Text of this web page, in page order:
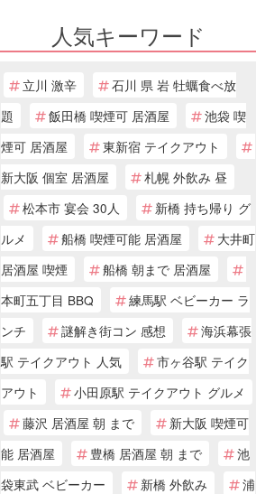
人気キーワード
立川 激辛
石川 県 岩 牡蠣食べ放
題
飯田橋 喫煙可 居酒屋
池袋 喫
煙可 居酒屋
東新宿 テイクアウト
新大阪 個室 居酒屋
札幌 外飲み 昼
松本市 宴会 30人
新橋 持ち帰り グ
ルメ
船橋 喫煙可能 居酒屋
大井町
居酒屋 喫煙
船橋 朝まで 居酒屋
本町五丁目 BBQ
練馬駅 ベビーカー ラ
ンチ
謎解き街コン 感想
海浜幕張
駅 テイクアウト 人気
市ヶ谷駅 テイク
アウト
小田原駅 テイクアウト グルメ
藤沢 居酒屋 朝 まで
新大阪 喫煙可
能 居酒屋
豊橋 居酒屋 朝 まで
池
袋東武 ベビーカー
新橋 外飲み
浦